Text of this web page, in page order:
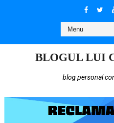
BLOGUL LUI
blog personal